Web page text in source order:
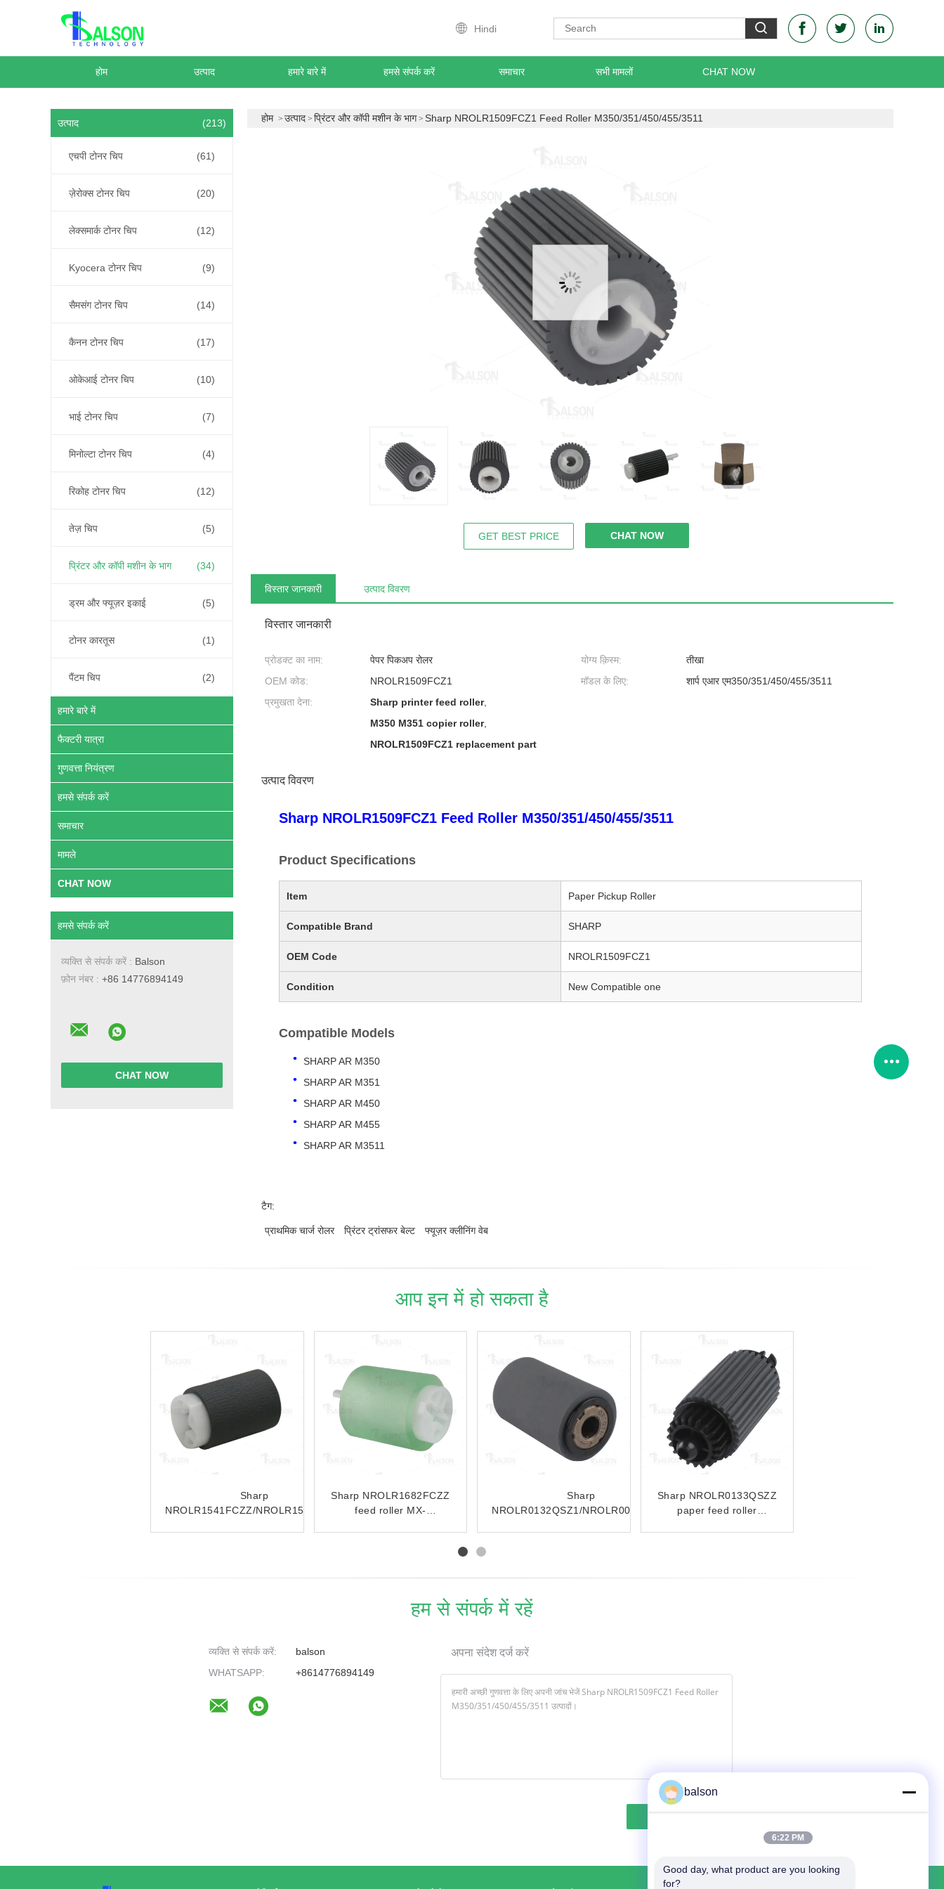
Hindi
होम उत्पाद हमारे बारे में हमसे संपर्क करें समाचार सभी मामलों CHAT NOW
उत्पाद (213)
एचपी टोनर चिप (61)
ज़ेरोक्स टोनर चिप (20)
लेक्समार्क टोनर चिप (12)
Kyocera टोनर चिप (9)
सैमसंग टोनर चिप (14)
कैनन टोनर चिप (17)
ओकेआई टोनर चिप (10)
भाई टोनर चिप (7)
मिनोल्टा टोनर चिप (4)
रिकोह टोनर चिप (12)
तेज़ चिप (5)
प्रिंटर और कॉपी मशीन के भाग (34)
ड्रम और फ्यूज़र इकाई (5)
टोनर कारतूस (1)
पैंटम चिप (2)
हमारे बारे में
फैक्टरी यात्रा
गुणवत्ता नियंत्रण
हमसे संपर्क करें
समाचार
मामले
CHAT NOW
हमसे संपर्क करें
व्यक्ति से संपर्क करें : Balson
फ़ोन नंबर : +86 14776894149
CHAT NOW
होम उत्पाद प्रिंटर और कॉपी मशीन के भाग Sharp NROLR1509FCZ1 Feed Roller M350/351/450/455/3511
GET BEST PRICE CHAT NOW
विस्तार जानकारी उत्पाद विवरण
विस्तार जानकारी
प्रोडक्ट का नाम: पेपर पिकअप रोलर योग्य क़िस्म:
तीखा
OEM कोड:
NROLR1509FCZ1 मॉडल के लिए:
शार्प एआर एम350/351/450/455/3511
प्रमुखता देना:
Sharp printer feed roller,
M350 M351 copier roller,
NROLR1509FCZ1 replacement part
उत्पाद विवरण
Sharp NROLR1509FCZ1 Feed Roller M350/351/450/455/3511
Product Specifications
Item Paper Pickup Roller
Compatible Brand SHARP
OEM Code NROLR1509FCZ1
Condition New Compatible one
Compatible Models
SHARP AR M350
SHARP AR M351
SHARP AR M450
SHARP AR M455
SHARP AR M3511
टैग:
प्राथमिक चार्ज रोलर प्रिंटर ट्रांसफर बेल्ट फ्यूज़र क्लीनिंग वेब
आप इन में हो सकता है
Compatible Sharp
NROLR1796FCZZ
Compatible Sharp
NROLR1466FCZZ
Compatible Separation
Roller NROLR1317FCZZ
Compatible Feed Roller
Sharp NROLR1508FCZZ
हम से संपर्क में रहें
व्यक्ति से संपर्क करें:
balson
WHATSAPP:
+8614776894149
अपना संदेश दर्ज करें
balson
6:22 PM
Good day, what product are you looking
for?